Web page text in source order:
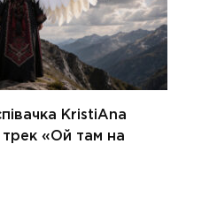
KristiAna
«Ой там на